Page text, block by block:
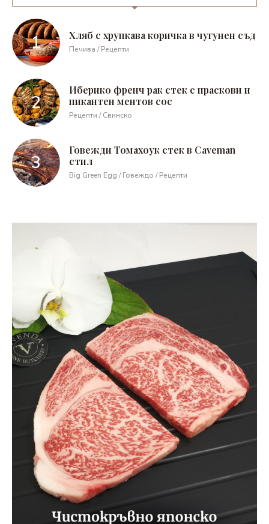
Хляб с хрупкава коричка в чугунен съд
Печива / Рецепти
Иберико френч рак стек с праскови и
пикантен ментов сос
Рецепти / Свинско
Говежди Томахоук стек в Caveman
стил
Big Green Egg / Говеждо / Рецепти